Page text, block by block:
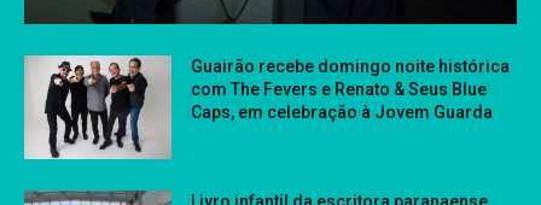
Guairão recebe domingo noite histórica
com The Fevers e Renato & Seus Blue
Caps, em celebração à Jovem Guarda
Livro infantil da escritora paranaense